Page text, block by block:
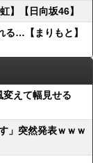
】【日向坂46】
る…【まりもと】
えて幅見せる
」突然発表ｗｗｗ